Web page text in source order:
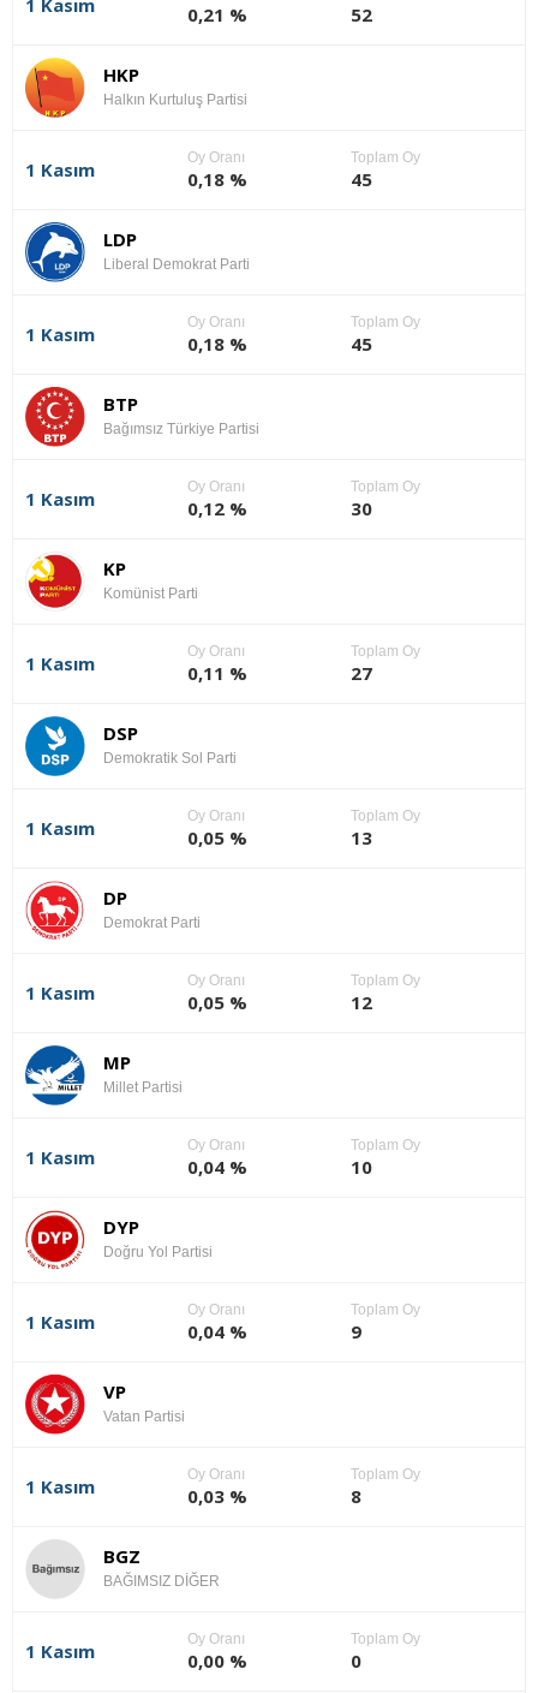
1 Kasım 0,21 % 52
HKP
Halkın Kurtuluş Partisi
1 Kasım
Oy Oranı
0,18 %
Toplam Oy
45
LDP
Liberal Demokrat Parti
1 Kasım
Oy Oranı
0,18 %
Toplam Oy
45
BTP
Bağımsız Türkiye Partisi
1 Kasım
Oy Oranı
0,12 %
Toplam Oy
30
KP
Komünist Parti
1 Kasım
Oy Oranı
0,11 %
Toplam Oy
27
DSP
Demokratik Sol Parti
1 Kasım
Oy Oranı
0,05 %
Toplam Oy
13
DP
Demokrat Parti
1 Kasım
Oy Oranı
0,05 %
Toplam Oy
12
MP
Millet Partisi
1 Kasım
Oy Oranı
0,04 %
Toplam Oy
10
DYP
Doğru Yol Partisi
1 Kasım
Oy Oranı
0,04 %
Toplam Oy
9
VP
Vatan Partisi
1 Kasım
Oy Oranı
0,03 %
Toplam Oy
8
BGZ
BAĞIMSIZ DİĞER
1 Kasım
Oy Oranı
0,00 %
Toplam Oy
0